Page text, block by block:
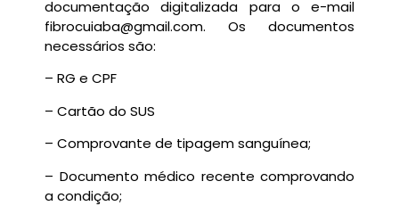
documentação digitalizada para o e-mail
fibrocuiaba@gmail.com. Os documentos
necessários são:
– RG e CPF
– Cartão do SUS
– Comprovante de tipagem sanguínea;
– Documento médico recente comprovando
a condição;